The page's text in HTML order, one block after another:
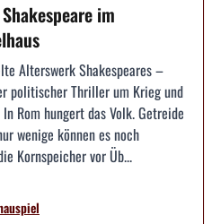
im
Alterswerk Shakespeares –
politischer Thriller um Krieg und
Rom hungert das Volk. Getreide
wenige können es noch
Kornspeicher vor Üb...